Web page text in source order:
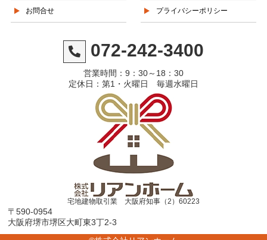
お問合せ プライバシーポリシー
072-242-3400
営業時間：9：30～18：30
定休日：第1・火曜日 毎週水曜日
宅地建物取引業 大阪府知事（2）60223
〒590-0954
大阪府堺市堺区大町東3丁2-3